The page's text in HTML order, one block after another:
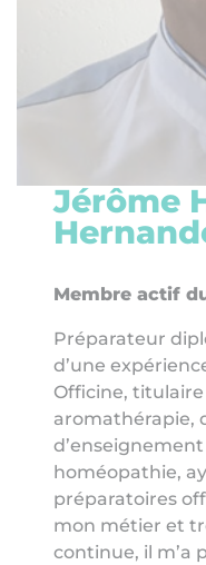
Jérôme
H
Membre actif
Préparateur
d’une
Officine, titulaire
aromathérapie,
homéopathie,
préparatoires
mon métier et
continue, il m’a